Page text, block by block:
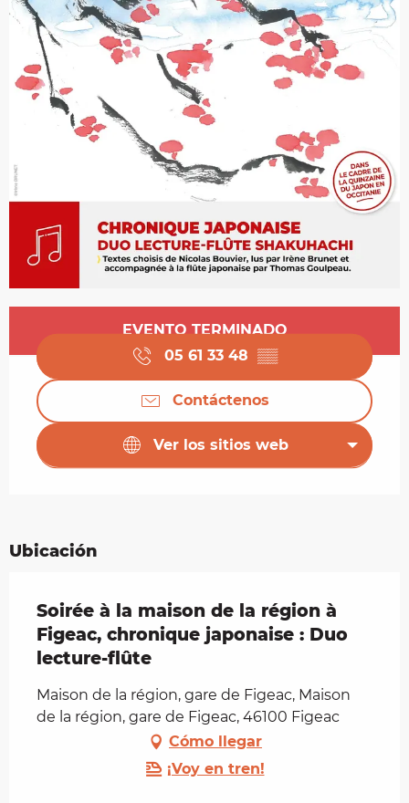
Horarios y datos de contacto
EVENTO TERMINADO
05 61 33 48 ▒▒
Contáctenos
Ver los sitios web
Ubicación
Soirée à la maison de la région à
Figeac, chronique japonaise : Duo
lecture-flûte
Maison de la région, gare de Figeac, Maison
de la région, gare de Figeac, 46100 Figeac
Cómo llegar
¡Voy en tren!